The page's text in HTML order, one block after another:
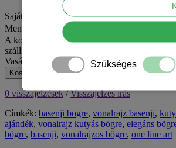
Saját szöveget szeretnél rá? Írd ide
Mennyiség
A kosár jelenlegi értékével még 15 000 Ft
szállításhoz MPL csomagpontra vagy
Vasárnap van – hétfőn adjuk fel.
Kosárba
0 visszajelzések/Visszajelzés írás
Címkék: basenji bögre, vonalrajz basenji,
ajándék, vonalrajz kutyás bögre, elegáns
bögre, basenji, vonalrajzos bögre, one line art
Szükséges